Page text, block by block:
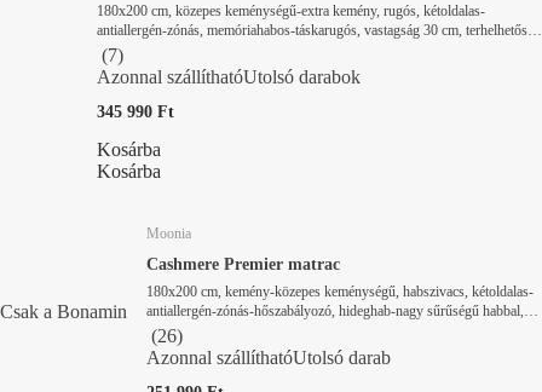
180x200 cm, közepes keménységű-extra kemény, rugós, kétoldalas-
antiallergén-zónás, memóriahabos-táskarugós, vastagság 30 cm, terhelhetőség
200 kg
(7)
Azonnal szállíthatóUtolsó darabok
345 990 Ft
Kosárba
Kosárba
Csak a Bonamin
Moonia
Cashmere Premier matrac
180x200 cm, kemény-közepes keménységű, habszivacs, kétoldalas-
antiallergén-zónás-hőszabályozó, hideghab-nagy sűrűségű habbal,
vastagság 27 cm, terhelhetőség 180 kg
(26)
Azonnal szállíthatóUtolsó darab